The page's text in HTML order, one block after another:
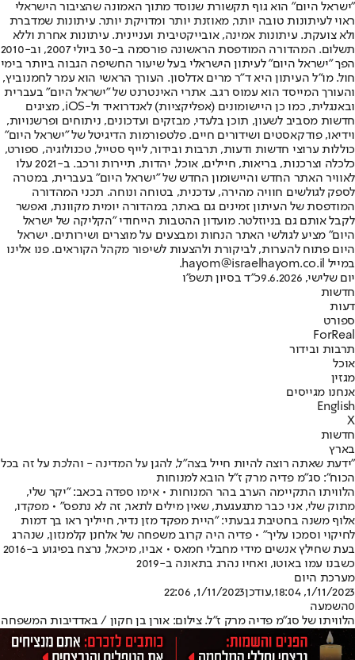
"ישראל היום" הוא גוף תקשורת שנוסד מתוך האמונה שהציבור הישראלי
ראוי לעיתונות טובה יותר, מאוזנת יותר ומדויקת יותר. עיתונות שמדברת
ולא צועקת. עיתונות אמינה, אובייקטיבית ועניינית. עיתונות אחרת וללא
תשלום. המהדורה המודפסת הראשונה פורסמה ב-30 ביולי 2007, וב-2010
הפך "ישראל היום" לעיתון הישראלי בעל שיעור החשיפה הגבוה ביותר בימי
חול. מו"ל העיתון היא ד"ר מרים אדלסון. העורך הראשי הוא עמר לחמנוביץ,
והעורך המייסד הוא עמוס רגב. אתרי האינטרנט של "ישראל היום" בעברית
ובאנגלית, כמו כן היישומונים (אפליקציות) לאנדרואיד ול-iOS, מציגים
חדשות מסביב לשעון, תוכן בלעדי, מבזקים ועדכונים, ניתוחים ופרשנויות,
וידיאו, פודקאסטים ושידורים חיים. פלטפורמות הדיגיטל של "ישראל היום"
כוללות ערוצי חדשות ודעות, תרבות ובידור, לייף סטייל, טכנולוגיה, ספורט,
כלכלה וצרכנות, בריאות, חיילים, אוכל, יהדות, תיירות ורכב. ב-2021 עלו
לאוויר האתר החדש והיישומון החדש של "ישראל היום" בעברית, במטרה
לספק לגולשים חוויה מהירה, עדכנית, בטוחה ונוחה. תכני המהדורה
המודפסת של העיתון זמינים גם באתר, במהדורה יומית מקוונת, ואפשר
לקבל אותם גם בניוזלטר. מועדון ההטבות הייחודי "הקליקה של ישראל
היום" מציע לגולשי האתר הנחות ומבצעים על מוצרים ושירותים. ישראל
היום פתוח להערות, לביקורת ולהצעות לשיפור מקהל הקוראים. פנו אלינו
במייל hayom@israelhayom.co.il.
יום שלישי, 9.6.2026
כ"ד בסיון תשפ"ו
חדשות
דעות
ספורט
ForReal
תרבות ובידור
אוכל
מגזין
אנחנו מגייסים
English
X
חדשות
בארץ
"ידעת שאתה רוצה להיות חייל בצה"ל, להגן על המדינה - והלכת על זה בכל
הכוח": סג"מ פדיה מרק ז"ל הובא למנוחות
הלוויתו התקיימה הערב בהר המנוחות • אימו ספדה בכאב: "יקר שלי,
מתוק שלי, אני כבר מתגעגעת, שאין מילים לתאר, זה לא נתפס" • מפקדו,
אלוף משנה בחטיבת גבעתי: "היית מפקד מזן נדיר, חייליך ראו בך דמות
לחיקוי וסמכו עליך" • פדיה היה קרוב משפחה של אלחנן קלמנזון, שנהרג
בעת שחילץ אנשים מידי מחבלי חמאס • אביו, מיכאל, נרצח בפיגוע ב-2016
כשבנו עמו באוטו, ואחיו נהרג בתאונה ב-2019
מערכת היום
1/11/2023, 18:04
,עודכן1/11/2023, 22:06
0השמעה
הלוויתו של סג"מ פדיה מרק ז"ל. צילום: אורן בן חקון / באדדיבות המשפחה